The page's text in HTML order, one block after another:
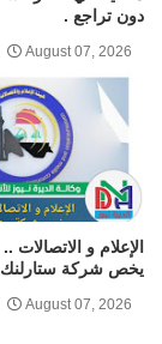
دون تراجع .
August 07, 2026
الإعلام و الاتصالات
يخص شركة ستارلنك
August 07, 2026